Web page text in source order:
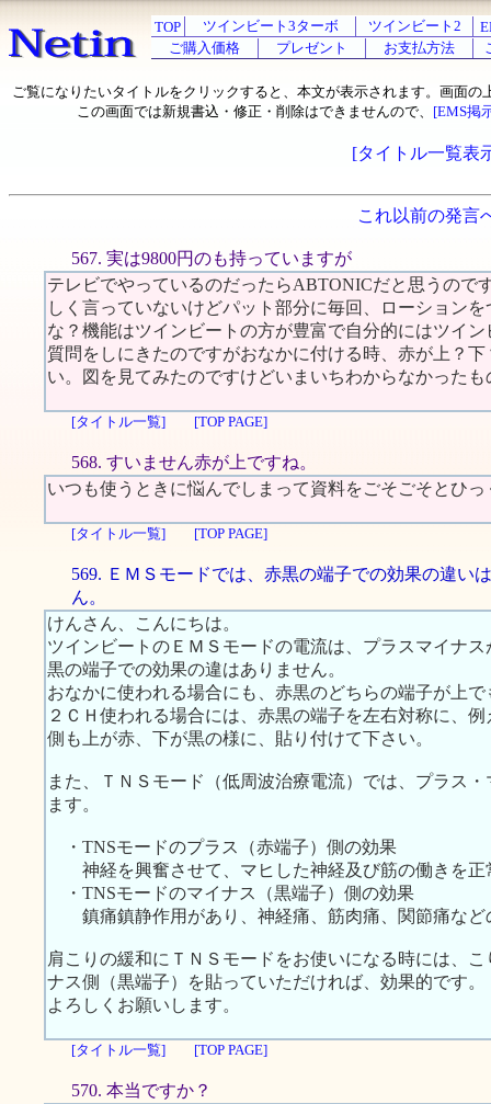
TOP ツインビート3ターボ ツインビート2
ご購入価格
プレゼント お支払方法
ご覧になりたいタイトルをクリックすると、本文が表示されます。画面の
この画面では新規書込・修正・削除はできませんので、 [EMS掲
[タイトル一覧表
これ以前の発言
567. 実は9800円のも持っていますが
テレビでやっているのだったらABTONICだと思うので
しく言っていないけどパット部分に毎回、ローション
な？機能はツインビートの方が豊富で自分的にはツイ
質問をしにきたのですがおなかに付ける時、赤が上？
い。図を見てみたのですけどいまいちわからなかったも
[タイトル一覧] [TOP PAGE]
568. すいません赤が上ですね。
いつも使うときに悩んでしまって資料をごそごそとひ
[タイトル一覧] [TOP PAGE]
569. ＥＭＳモードでは、赤黒の端子での効果の違い
ん。
けんさん、こんにちは。
ツインビートのＥＭＳモードの電流は、プラスマイナ
黒の端子での効果の違はありません。
おなかに使われる場合にも、赤黒のどちらの端子が上で
２ＣＨ使われる場合には、赤黒の端子を左右対称に、
側も上が赤、下が黒の様に、貼り付けて下さい。
また、ＴＮＳモード（低周波治療電流）では、プラス
ます。
・TNSモードのプラス（赤端子）側の効果
神経を興奮させて、マヒした神経及び筋の働きを正
・TNSモードのマイナス（黒端子）側の効果
鎮痛鎮静作用があり、神経痛、筋肉痛、関節痛など
肩こりの緩和にＴＮＳモードをお使いになる時には、
ナス側（黒端子）を貼っていただければ、効果的です。
よろしくお願いします。
[タイトル一覧] [TOP PAGE]
570. 本当ですか？